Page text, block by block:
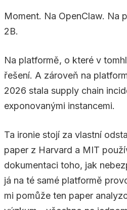
Moment. Na OpenClaw. Na
2B.
Na platformě, o které v
řešení. A zároveň na
2026 stala supply chain
exponovanými instancemi.
Ta ironie stojí za vlastní
paper z Harvard a MIT
dokumentaci toho, jak
já na té samé platformě
mi pomůže ten paper